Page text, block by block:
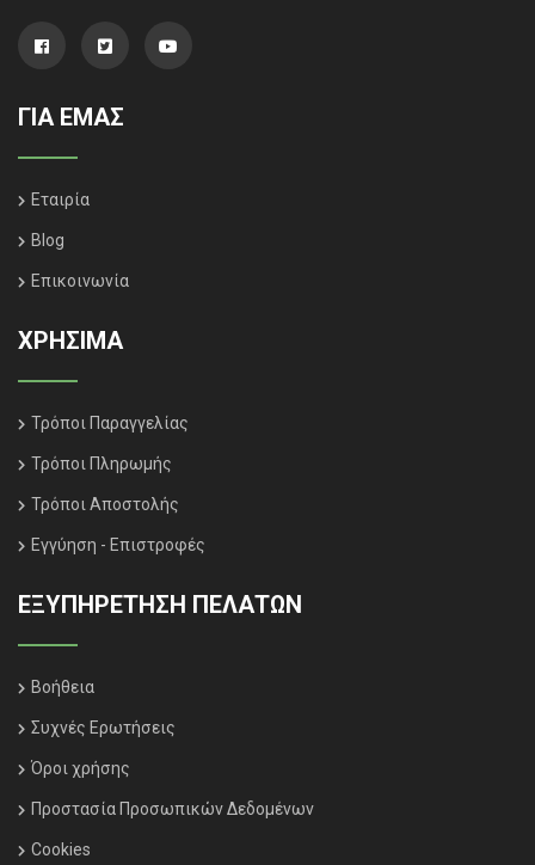
ΓΙΑ ΕΜΑΣ
Εταιρία
Blog
Επικοινωνία
ΧΡΗΣΙΜΑ
Τρόποι Παραγγελίας
Τρόποι Πληρωμής
Τρόποι Αποστολής
Εγγύηση - Επιστροφές
ΕΞΥΠΗΡΈΤΗΣΗ ΠΕΛΑΤΏΝ
Βοήθεια
Συχνές Ερωτήσεις
Όροι χρήσης
Προστασία Προσωπικών Δεδομένων
Cookies